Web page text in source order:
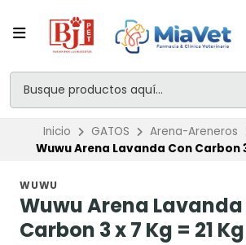
Inicio GATOS Arena-Areneros
Wuwu Arena Lavanda Con Carbon
WUWU
Wuwu Arena Lavanda
Carbon 3 x 7 Kg = 21 Kg